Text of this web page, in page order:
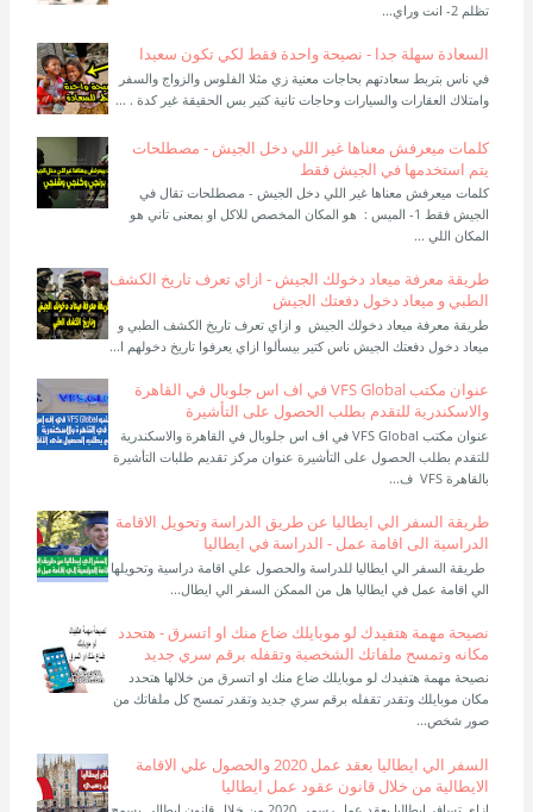
تظلم 2- انت وراي...
السعادة سهلة جدا - نصيحة واحدة فقط لكي تكون سعيدا
في ناس بتربط سعادتهم بحاجات معنية زي مثلا الفلوس والزواج والسفر
وامتلاك العقارات والسيارات وحاجات تانية كتير بس الحقيقة غير كدة . ...
كلمات ميعرفش معناها غير اللي دخل الجيش - مصطلحات
يتم استخدمها في الجيش فقط
كلمات ميعرفش معناها غير اللي دخل الجيش - مصطلحات تقال في
الجيش فقط 1- الميس : هو المكان المخصص للاكل او بمعنى تاني هو
المكان اللي ...
طريقة معرفة ميعاد دخولك الجيش - ازاي تعرف تاريخ الكشف
الطبي و ميعاد دخول دفعتك الجيش
طريقة معرفة ميعاد دخولك الجيش و ازاي تعرف تاريخ الكشف الطبي و
ميعاد دخول دفعتك الجيش ناس كتير بيسألوا ازاي يعرفوا تاريخ دخولهم ا...
عنوان مكتب VFS Global في اف اس جلوبال في القاهرة
والاسكندرية للتقدم بطلب الحصول على التأشيرة
عنوان مكتب VFS Global في اف اس جلوبال في القاهرة والاسكندرية
للتقدم بطلب الحصول على التأشيرة عنوان مركز تقديم طلبات التأشيرة
بالقاهرة VFS ف...
طريقة السفر الي ايطاليا عن طريق الدراسة وتحويل الاقامة
الدراسية الى اقامة عمل - الدراسة في ايطاليا
طريقة السفر الي ايطاليا للدراسة والحصول علي اقامة دراسية وتحويلها
الي اقامة عمل في ايطاليا هل من الممكن السفر الي ايطال...
نصيحة مهمة هتفيدك لو موبايلك ضاع منك او اتسرق - هتحدد
مكانه وتمسح ملفاتك الشخصية وتقفله برقم سري جديد
نصيحة مهمة هتفيدك لو موبايلك ضاع منك او اتسرق من خلالها هتحدد
مكان موبايلك وتقدر تقفله برقم سري جديد وتقدر تمسح كل ملفاتك من
صور شخص...
السفر الي ايطاليا بعقد عمل 2020 والحصول علي الاقامة
الايطالية من خلال قانون عقود عمل ايطاليا